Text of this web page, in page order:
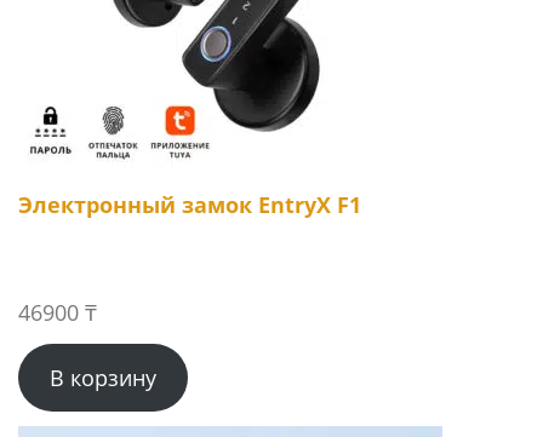
Электронный замок EntryX F1
46900 ₸
В корзину